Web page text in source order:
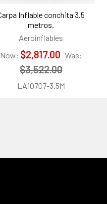
Inflable conchita 3.5
metros.
Aeroinflables
Now: $2,817.00 Was:
$3,522.00
LA10707-3.5M